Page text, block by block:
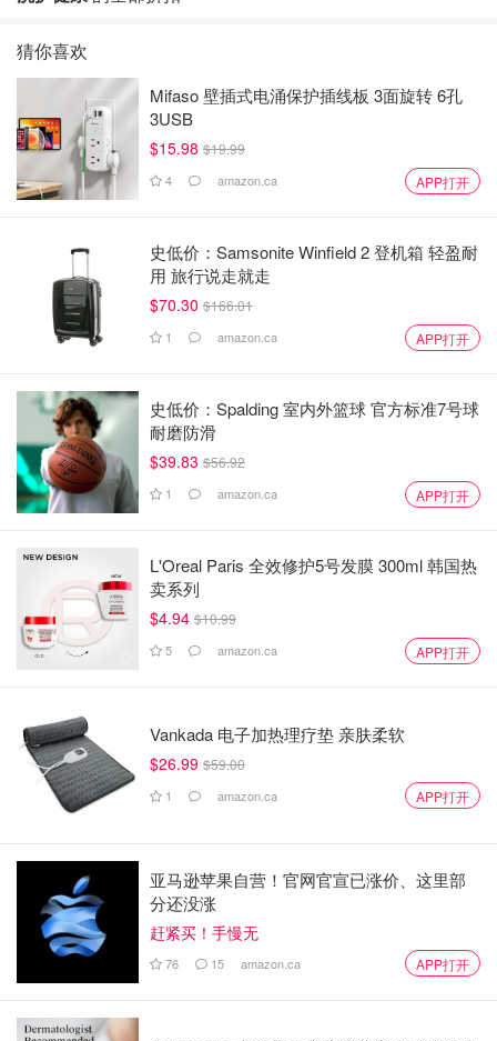
猜你喜欢
Mifaso 壁插式电涌保护插线板 3面旋转 6孔
3USB
$15.98 $19.99
4 amazon.ca APP打开
史低价：Samsonite Winfield 2 登机箱 轻盈耐
用 旅行说走就走
$70.30 $166.01
1 amazon.ca APP打开
史低价：Spalding 室内外篮球 官方标准7号球
耐磨防滑
$39.83 $56.92
1 amazon.ca APP打开
L'Oreal Paris 全效修护5号发膜 300ml 韩国热
卖系列
$4.94 $10.99
5 amazon.ca APP打开
Vankada 电子加热理疗垫 亲肤柔软
$26.99 $59.00
1 amazon.ca APP打开
亚马逊苹果自营！官网官宣已涨价、这里部
分还没涨
赶紧买！手慢无
76 15 amazon.ca APP打开